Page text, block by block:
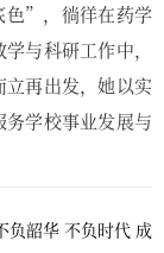
色”，徜徉在药学
与科研工作中，
再出发，她以实
学校事业发展与
韶华 不负时代 成